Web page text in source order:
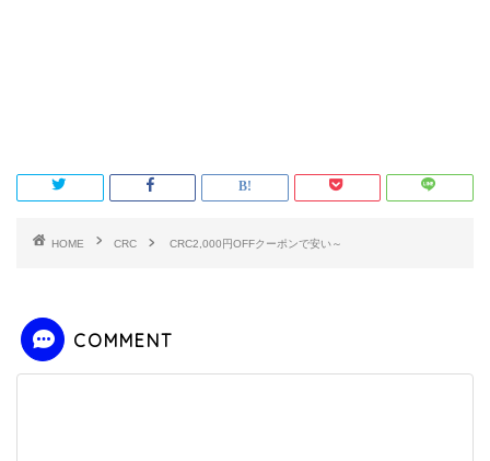
HOME CRC CRC2,000円OFFクーポンで安い～
COMMENT